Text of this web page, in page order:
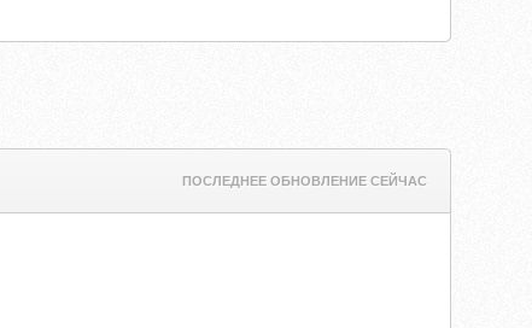
ПОСЛЕДНЕЕ ОБНОВЛЕНИЕ СЕЙЧАС